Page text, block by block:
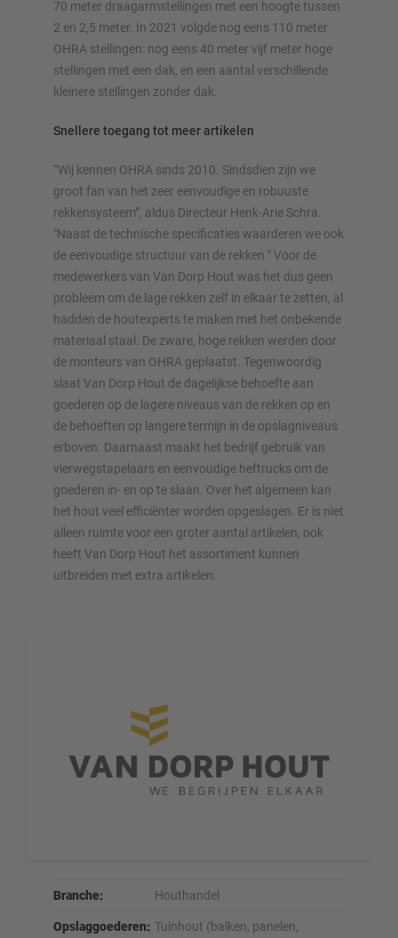
70 meter draagarmstellingen met een hoogte tussen
2 en 2,5 meter. In 2021 volgde nog eens 110 meter
OHRA stellingen: nog eens 40 meter vijf meter hoge
stellingen met een dak, en een aantal verschillende
kleinere stellingen zonder dak.
Snellere toegang tot meer artikelen
“Wij kennen OHRA sinds 2010. Sindsdien zijn we
groot fan van het zeer eenvoudige en robuuste
rekkensysteem”, aldus Directeur Henk-Arie Schra.
"Naast de technische specificaties waarderen we ook
de eenvoudige structuur van de rekken." Voor de
medewerkers van Van Dorp Hout was het dus geen
probleem om de lage rekken zelf in elkaar te zetten, al
hadden de houtexperts te maken met het onbekende
materiaal staal. De zware, hoge rekken werden door
de monteurs van OHRA geplaatst. Tegenwoordig
slaat Van Dorp Hout de dagelijkse behoefte aan
goederen op de lagere niveaus van de rekken op en
de behoeften op langere termijn in de opslagniveaus
erboven. Daarnaast maakt het bedrijf gebruik van
vierwegstapelaars en eenvoudige heftrucks om de
goederen in- en op te slaan. Over het algemeen kan
het hout veel efficiënter worden opgeslagen. Er is niet
alleen ruimte voor een groter aantal artikelen, ook
heeft Van Dorp Hout het assortiment kunnen
uitbreiden met extra artikelen.
Branche: Houthandel
Opslaggoederen: Tuinhout (balken, panelen,